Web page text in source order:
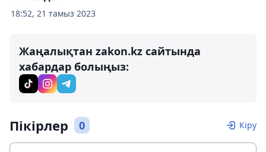
18:52, 21 тамыз 2023
Жаңалықтан zakon.kz сайтында
хабардар болыңыз:
Пікірлер 0 Кіру